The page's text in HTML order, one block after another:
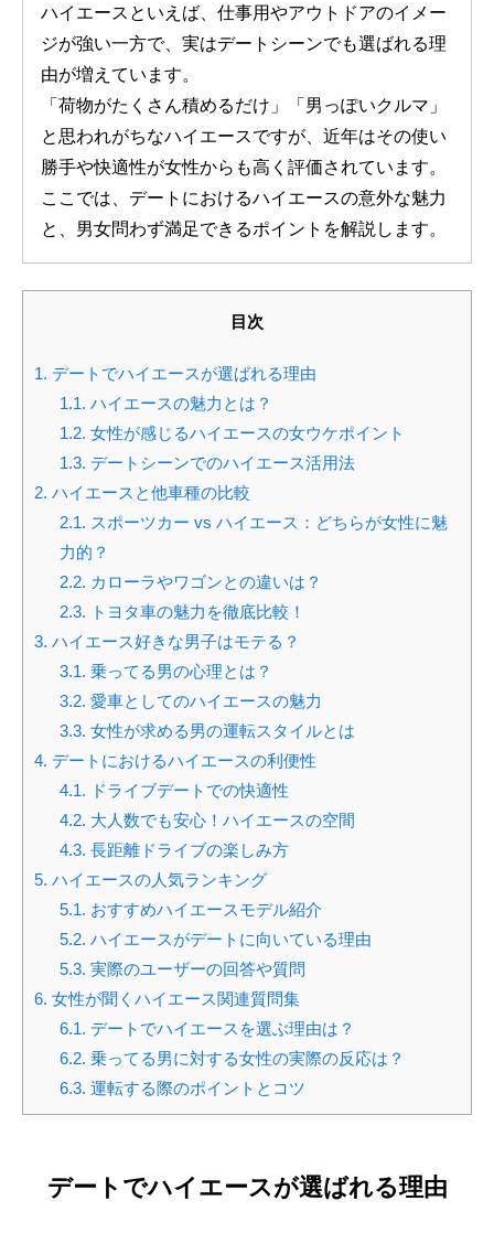
ハイエースといえば、仕事用やアウトドアのイメー
ジが強い一方で、実はデートシーンでも選ばれる理
由が増えています。
「荷物がたくさん積めるだけ」「男っぽいクルマ」
と思われがちなハイエースですが、近年はその使い
勝手や快適性が女性からも高く評価されています。
ここでは、デートにおけるハイエースの意外な魅力
と、男女問わず満足できるポイントを解説します。
目次
1. デートでハイエースが選ばれる理由
1.1. ハイエースの魅力とは？
1.2. 女性が感じるハイエースの女ウケポイント
1.3. デートシーンでのハイエース活用法
2. ハイエースと他車種の比較
2.1. スポーツカー vs ハイエース：どちらが女性に魅
力的？
2.2. カローラやワゴンとの違いは？
2.3. トヨタ車の魅力を徹底比較！
3. ハイエース好きな男子はモテる？
3.1. 乗ってる男の心理とは？
3.2. 愛車としてのハイエースの魅力
3.3. 女性が求める男の運転スタイルとは
4. デートにおけるハイエースの利便性
4.1. ドライブデートでの快適性
4.2. 大人数でも安心！ハイエースの空間
4.3. 長距離ドライブの楽しみ方
5. ハイエースの人気ランキング
5.1. おすすめハイエースモデル紹介
5.2. ハイエースがデートに向いている理由
5.3. 実際のユーザーの回答や質問
6. 女性が聞くハイエース関連質問集
6.1. デートでハイエースを選ぶ理由は？
6.2. 乗ってる男に対する女性の実際の反応は？
6.3. 運転する際のポイントとコツ
デートでハイエースが選ばれる理由